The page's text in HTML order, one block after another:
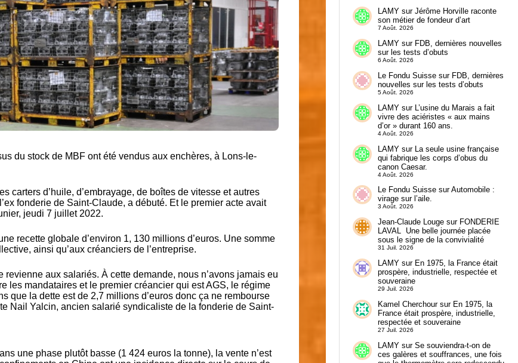
du stock de MBF ont été vendus aux enchères, à Lons-le-
carters d’huile, d’embrayage, de boîtes de vitesse et autres
fonderie de Saint-Claude, a débuté. Et le premier acte avait
jeudi 7 juillet 2022.
recette globale d’environ 1, 130 millions d’euros. Une somme
ainsi qu’aux créanciers de l’entreprise.
revienne aux salariés. À cette demande, nous n’avons jamais eu
les mandataires et le premier créancier qui est AGS, le régime
que la dette est de 2,7 millions d’euros donc ça ne rembourse
Nail Yalcin, ancien salarié syndicaliste de la fonderie de Saint-
une phase plutôt basse (1 424 euros la tonne), la vente n’est
LAMYsur Jérôme Horville raconte
son métier de fondeur d’art
7 Août. 2026
LAMYsur FDB, dernières nouvelles
sur les tests d’obuts
6 Août. 2026
Le Fondu Suissesur FDB, dernières
nouvelles sur les tests d’obuts
5 Août. 2026
LAMYsur L’usine du Marais a fait
vivre des aciéristes « aux mains
d’or » durant 160 ans.
4 Août. 2026
LAMYsur La seule usine française
qui fabrique les corps d’obus du
canon Caesar.
4 Août. 2026
Le Fondu SuissesurAutomobile :
virage sur l’aile.
3 Août. 2026
Jean-Claude Lougesur FONDERIE
LAVAL Une belle journée placée
sous le signe de la convivialité
31 Juil. 2026
LAMYsur En 1975, la France était
prospère, industrielle, respectée et
souveraine
29 Juil. 2026
Kamel Cherchoursur En 1975, la
France était prospère, industrielle,
respectée et souveraine
27 Juil. 2026
LAMYsur Se souviendra-t-on de
ces galères et souffrances, une fois